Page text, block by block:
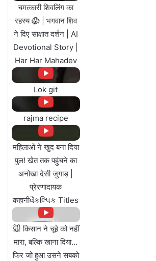
चमत्कारी शिवलिंग का
रहस्य 😱 | भगवान शिव
ने दिए साक्षात दर्शन | AI
Devotional Story |
Har Har Mahadev
Lok git
rajma recipe
महिलाओं ने खुद बना दिया
पुल! खेत तक पहुंचने का
अनोखा देसी जुगाड़ |
प्रेरणादायक
कहानीવૈકલ્પિક Titles
🐭 किसान ने चूहे को नहीं
मारा, बल्कि खाना दिया...
फिर जो हुआ उसने सबको